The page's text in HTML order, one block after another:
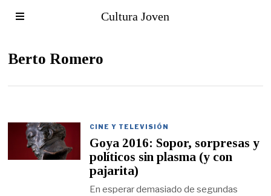
Cultura Joven
Berto Romero
CINE Y TELEVISIÓN
Goya 2016: Sopor, sorpresas y
políticos sin plasma (y con
pajarita)
En esperar demasiado de segundas